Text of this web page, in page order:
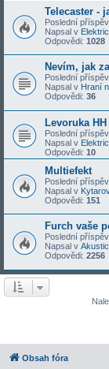
Telecaster -
Poslední
Napsal v
Odpovědi: 1028
Nevím, jak
Poslední
Napsal v Hraní
Odpovědi: 36
Levoruka
Poslední
Napsal v
Odpovědi: 10
Multiefekt
Poslední
Napsal v
Odpovědi: 151
Furch vaše
Poslední
Napsal v
Odpovědi: 2256
Obsah fóra